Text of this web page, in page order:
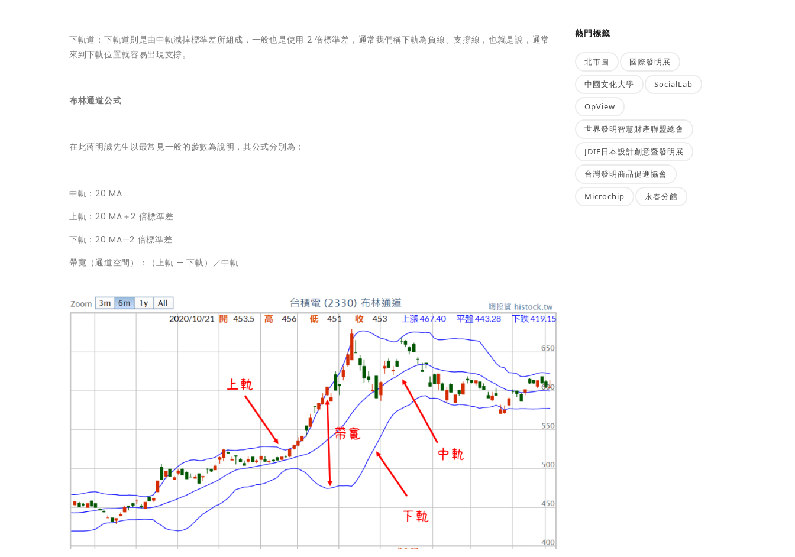
下軌道：下軌道則是由中軌減掉標準差所組成，一般也是使用 2 倍標準差，通常我們稱下軌為負線、支撐線，也就是說，通常
來到下軌位置就容易出現支撐。
布林通道公式
在此蔣明誠先生以最常見一般的參數為說明，其公式分別為：
中軌：20 MA
上軌：20 MA＋2 倍標準差
下軌：20 MA—2 倍標準差
帶寬（通道空間）：（上軌 — 下軌）／中軌
熱門標籤
北市圖 國際發明展
中國文化大學 SocialLab
OpView
世界發明智慧財產聯盟總會
JDIE日本設計創意暨發明展
台灣發明商品促進協會
Microchip 永春分館